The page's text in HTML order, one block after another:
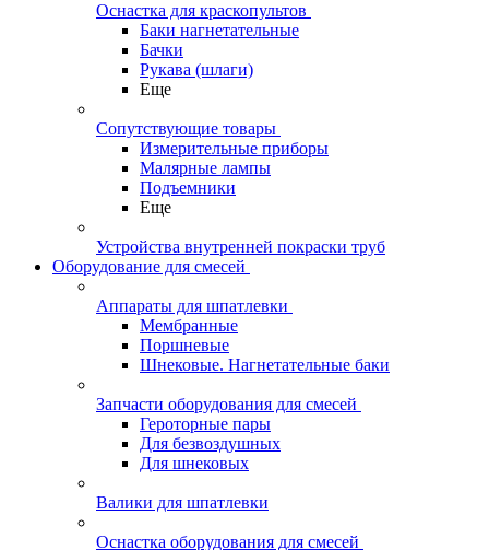
Оснастка для краскопультов
Баки нагнетательные
Бачки
Рукава (шлаги)
Еще
Сопутствующие товары
Измерительные приборы
Малярные лампы
Подъемники
Еще
Устройства внутренней покраски труб
Оборудование для смесей
Аппараты для шпатлевки
Мембранные
Поршневые
Шнековые. Нагнетательные баки
Запчасти оборудования для смесей
Героторные пары
Для безвоздушных
Для шнековых
Валики для шпатлевки
Оснастка оборудования для смесей